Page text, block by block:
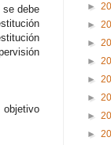
debe
objetivo
►
►
►
►
►
►
►
►